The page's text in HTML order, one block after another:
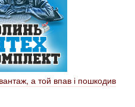
а той впав і пошкодив